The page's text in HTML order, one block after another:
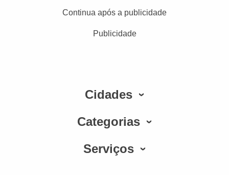
Continua após a publicidade
Publicidade
Cidades
Categorias
Serviços